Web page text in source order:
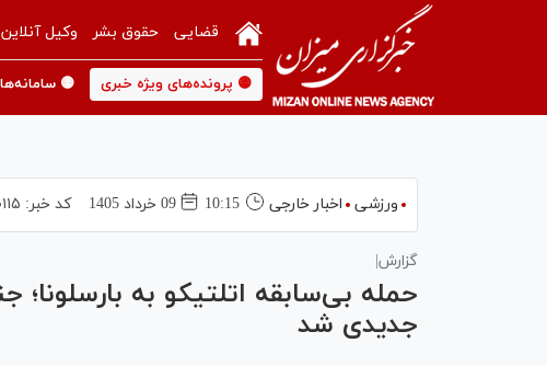
قضایی حقوق بشر وکیل آنلاین
🟡 پرونده‌های ویژه خبری 🟡
ورزشی اخبار خارجی 10:15 09 خرداد 1405 کد خبر:
گزارش|
حمله بی‌سابقه اتلتیکو به بارسلونا؛
جدیدی شد